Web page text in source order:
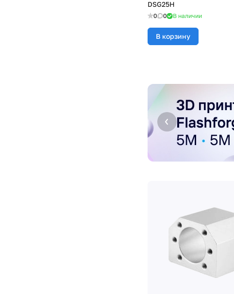
DSG25H
0 0 В наличии
В корзину